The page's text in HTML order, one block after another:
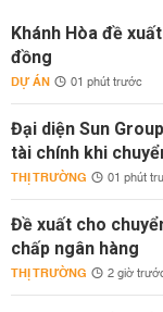
Khánh Hòa đề
đồng
DỰ ÁN 01 phút trước
Đại diện Sun
tài chính khi
THỊ TRƯỜNG 01 phút
Đề xuất cho
chấp ngân hàng
THỊ TRƯỜNG 2 giờ